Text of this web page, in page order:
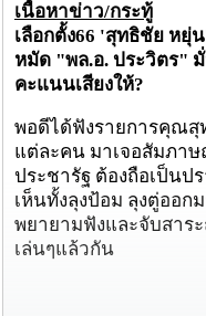
เนื้อหาข่าว/กระทู้
เลือกตั้ง66 'สุทธิชัย หยุ่น
หมัด "พล.อ. ประวิตร"
คะแนนเสียงให้?
พอดีได้ฟังรายการคุณ
แต่ละคน มาเจอสัมภา
ประชารัฐ ต้องถือเป็นป
เห็นทั้งลุงป้อม ลุงตู่ออก
พยายามฟังและจับสาร
เล่นๆแล้วกัน